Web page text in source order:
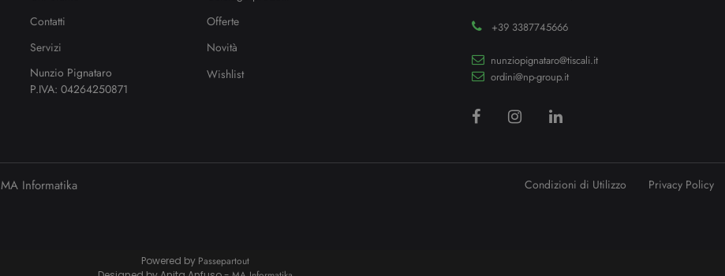
Contatti
Servizi
Nunzio Pignataro
P.IVA: 04264250871
Offerte
Novità
Wishlist
+39 3387745666
nunziopignataro@tiscali.it
ordini@np-group.it
MA Informatika Condizioni di Utilizzo Privacy Policy
Powered by Passepartout